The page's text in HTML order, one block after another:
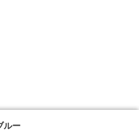
ルー
ルー